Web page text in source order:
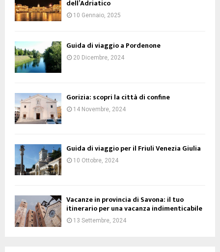
dell’Adriatico
10 Gennaio, 2025
Guida di viaggio a Pordenone
20 Dicembre, 2024
Gorizia: scopri la città di confine
14 Novembre, 2024
Guida di viaggio per il Friuli Venezia Giulia
10 Ottobre, 2024
Vacanze in provincia di Savona: il tuo
itinerario per una vacanza indimenticabile
13 Settembre, 2024